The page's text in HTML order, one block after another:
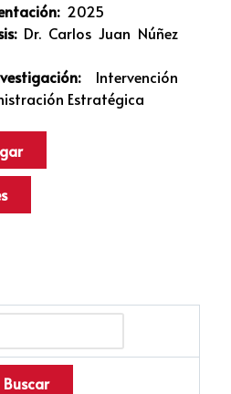
2025
Dr. Carlos Juan Núñez
Intervención
Estratégica